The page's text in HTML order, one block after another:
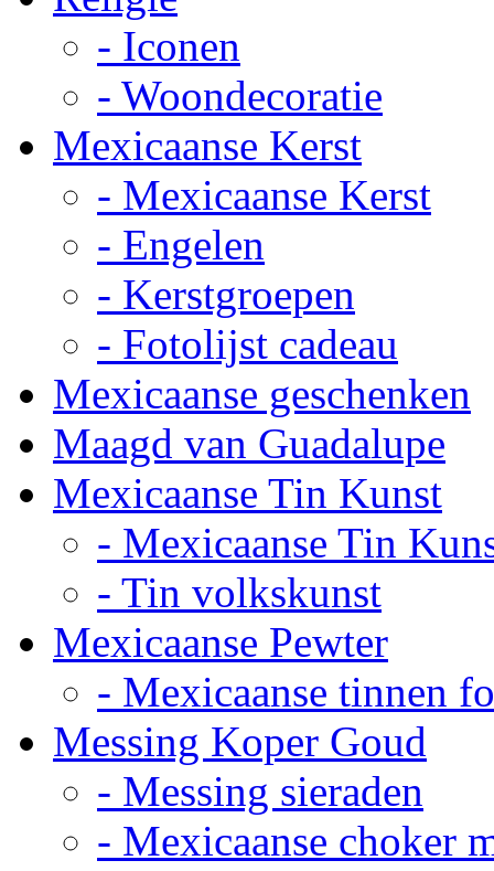
- Iconen
- Woondecoratie
Mexicaanse Kerst
- Mexicaanse Kerst
- Engelen
- Kerstgroepen
- Fotolijst cadeau
Mexicaanse geschenken
Maagd van Guadalupe
Mexicaanse Tin Kunst
- Mexicaanse Tin
- Tin volkskunst
Mexicaanse Pewter
- Mexicaanse tinnen
Messing Koper Goud
- Messing sieraden
- Mexicaanse choker